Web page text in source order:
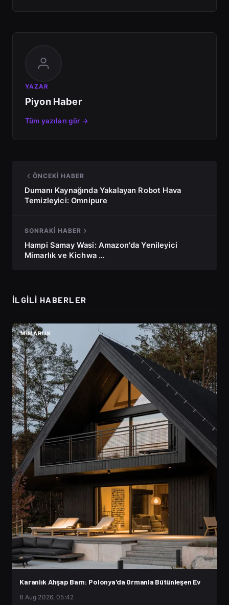
YAZAR
Piyon Haber
Tüm yazıları gör →
ÖNCEKI HABER
Dumanı Kaynağında Yakalayan Robot Hava
Temizleyici: Omnipure
SONRAKI HABER
Hampi Samay Wasi: Amazon'da Yenileyici
Mimarlık ve Kichwa …
İLGILI HABERLER
MIMARLIK
Karanlık Ahşap Barn: Polonya'da Ormanla Bütünleşen Ev
8 Aug 2026, 05:42